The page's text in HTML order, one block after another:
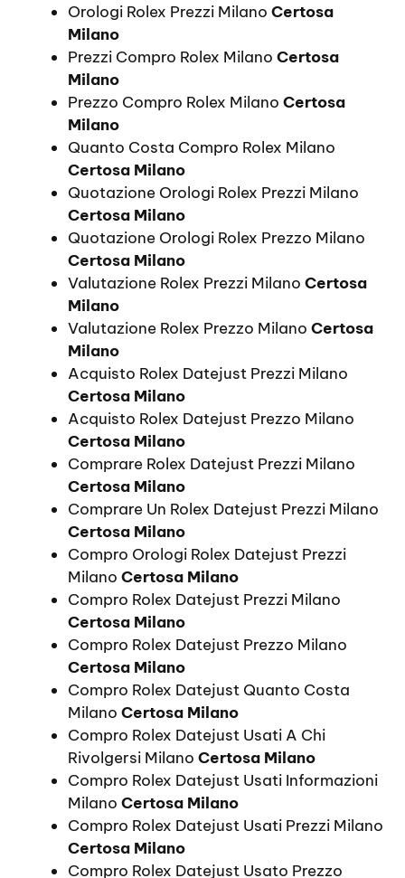
Orologi Rolex Prezzi Milano Certosa
Milano
Prezzi Compro Rolex Milano Certosa
Milano
Prezzo Compro Rolex Milano Certosa
Milano
Quanto Costa Compro Rolex Milano
Certosa Milano
Quotazione Orologi Rolex Prezzi Milano
Certosa Milano
Quotazione Orologi Rolex Prezzo Milano
Certosa Milano
Valutazione Rolex Prezzi Milano Certosa
Milano
Valutazione Rolex Prezzo Milano Certosa
Milano
Acquisto Rolex Datejust Prezzi Milano
Certosa Milano
Acquisto Rolex Datejust Prezzo Milano
Certosa Milano
Comprare Rolex Datejust Prezzi Milano
Certosa Milano
Comprare Un Rolex Datejust Prezzi Milano
Certosa Milano
Compro Orologi Rolex Datejust Prezzi
Milano Certosa Milano
Compro Rolex Datejust Prezzi Milano
Certosa Milano
Compro Rolex Datejust Prezzo Milano
Certosa Milano
Compro Rolex Datejust Quanto Costa
Milano Certosa Milano
Compro Rolex Datejust Usati A Chi
Rivolgersi Milano Certosa Milano
Compro Rolex Datejust Usati Informazioni
Milano Certosa Milano
Compro Rolex Datejust Usati Prezzi Milano
Certosa Milano
Compro Rolex Datejust Usato Prezzo